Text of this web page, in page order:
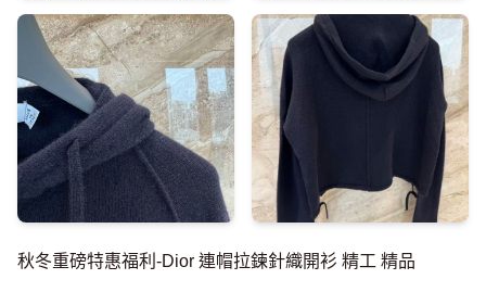
秋冬重磅特惠福利-Dior 連帽拉鍊針織開衫 精工 精品